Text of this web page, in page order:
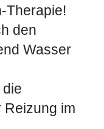
Therapie!
den
Wasser
Reizung im